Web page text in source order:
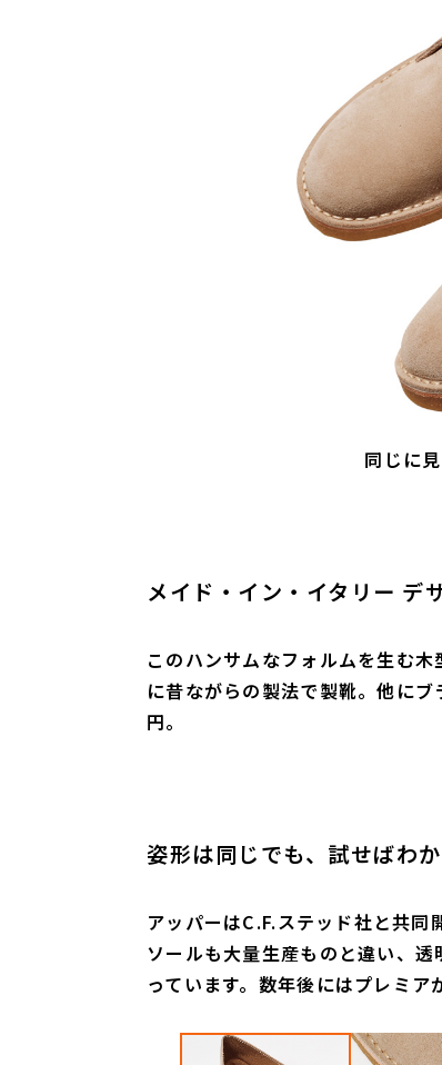
同じに
メイド・イン・イタリー デ
このハンサムなフォルムを生む
に昔ながらの製法で製靴。他に
円。
姿形は同じでも、試せばわ
アッパーはC.F.ステッド社と共
ソールも大量生産ものと違い、
っています。数年後にはプレミア